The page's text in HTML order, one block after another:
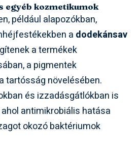
egyéb kozmetikumok
például alapozókban,
a dodekánsav
a termékek
a pigmentek
tartósság növelésében.
és izzadásgátlókban is
antimikrobiális hatása
okozó baktériumok